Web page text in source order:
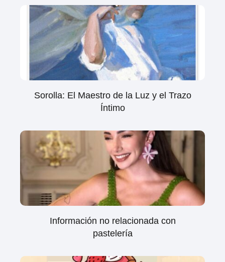
Sorolla: El Maestro de la Luz y el Trazo
Íntimo
Información no relacionada con
pastelería